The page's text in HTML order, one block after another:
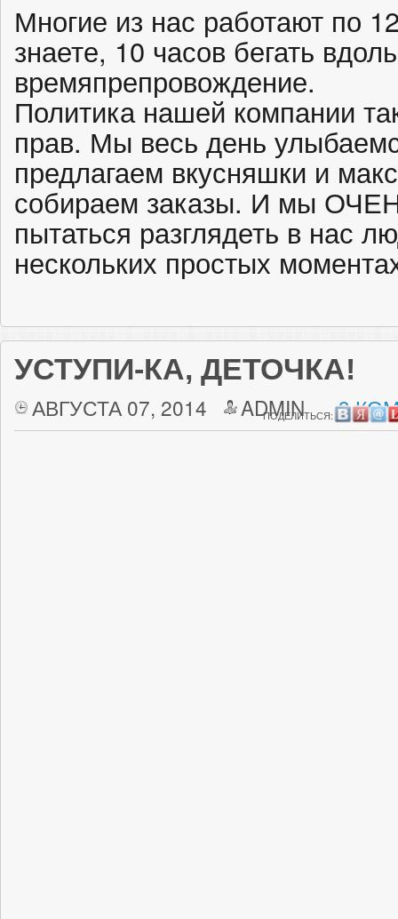
Многие из нас работают по
знаете, 10 часов бегать
времяпрепровождение.
Политика нашей компании
прав. Мы весь день
предлагаем вкусняшки и
собираем заказы. И мы
пытаться разглядеть в нас
нескольких простых
УСТУПИ-КА, ДЕТОЧКА!
АВГУСТА 07, 2014 ADMIN 3
ПОДЕЛИТЬСЯ: